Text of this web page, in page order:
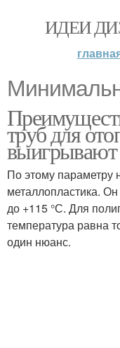
ИДЕИ
труб для
выигрывают
По этому параметру
металлопластика.
до +115 °С. Для
температура равна
один нюанс.